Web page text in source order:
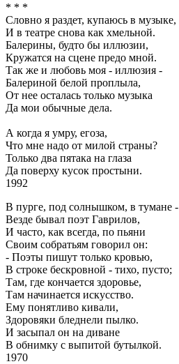
* * *
Словно я раздет, купаюсь в музыке,
И в театре снова как хмельной.
Балерины, будто бы иллюзии,
Кружатся на сцене предо мной.
Так же и любовь моя - иллюзия -
Балериной белой проплыла,
От нее осталась только музыка
Да мои обычные дела.
А когда я умру, егоза,
Что мне надо от милой страны?
Только два пятака на глаза
Да поверху кусок простыни.
1992
В пурге, под солнышком, в тумане -
Везде бывал поэт Гаврилов,
И часто, как всегда, по пьяни
Своим собратьям говорил он:
- Поэты пишут только кровью,
В строке бескровной - тихо, пусто;
Там, где кончается здоровье,
Там начинается искусство.
Ему понятливо кивали,
Здоровяки бледнели пылко.
И засыпал он на диване
В обнимку с выпитой бутылкой.
1970